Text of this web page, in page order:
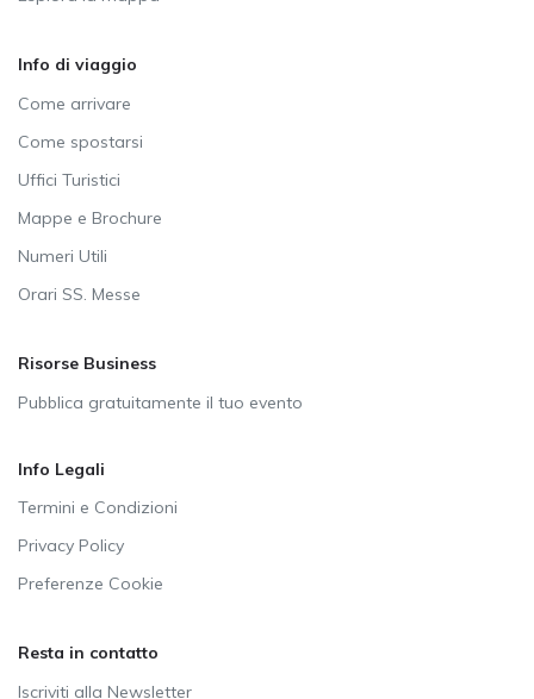
Info di viaggio
Come arrivare
Come spostarsi
Uffici Turistici
Mappe e Brochure
Numeri Utili
Orari SS. Messe
Risorse Business
Pubblica gratuitamente il tuo evento
Info Legali
Termini e Condizioni
Privacy Policy
Preferenze Cookie
Resta in contatto
Iscriviti alla Newsletter